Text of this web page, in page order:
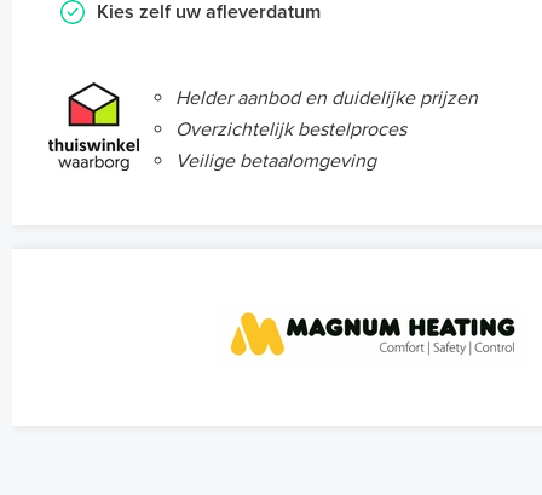
Kies zelf uw afleverdatum
Helder aanbod en duidelijke prijzen
Overzichtelijk bestelproces
Veilige betaalomgeving